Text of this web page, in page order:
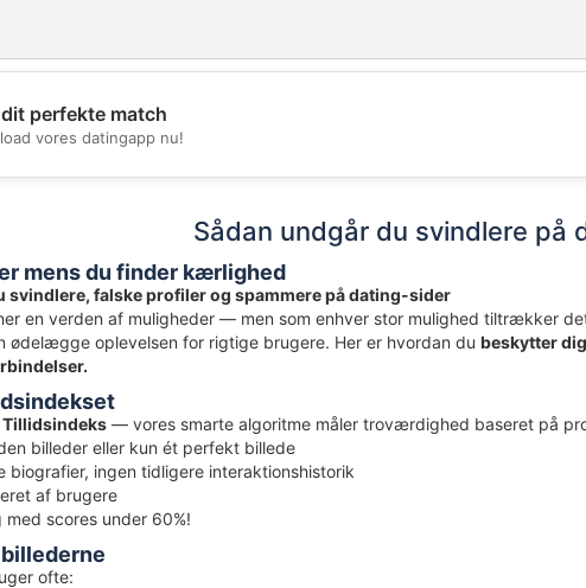
💖
💕
perfekte match
vores datingapp nu!
Sådan undgår du svindlere på
mens du finder kærlighed
svindlere, falske profiler og spammere på dating-sider
en verden af muligheder — men som enhver stor mulighed tiltrækker
ødelægge oplevelsen for rigtige brugere. Her er hvordan du beskytter
Tillidsindeks — vores smarte algoritme måler troværdighed baseret på
billeder eller kun ét perfekt billede
biografier, ingen tidligere interaktionshistorik
af brugere
scores under 60%!
billederne
ofte: